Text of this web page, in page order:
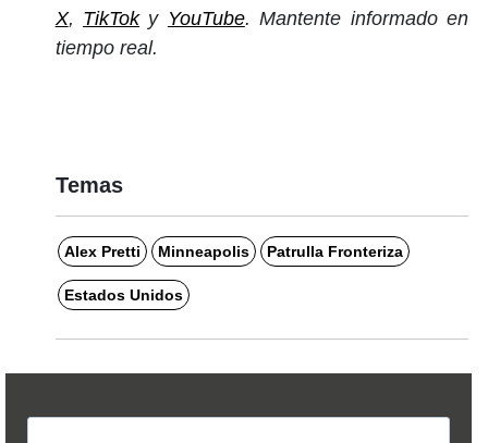
X, TikToky YouTube. Mantente informado en
tiempo real.
Temas
Alex Pretti Minneapolis Patrulla Fronteriza
Estados Unidos